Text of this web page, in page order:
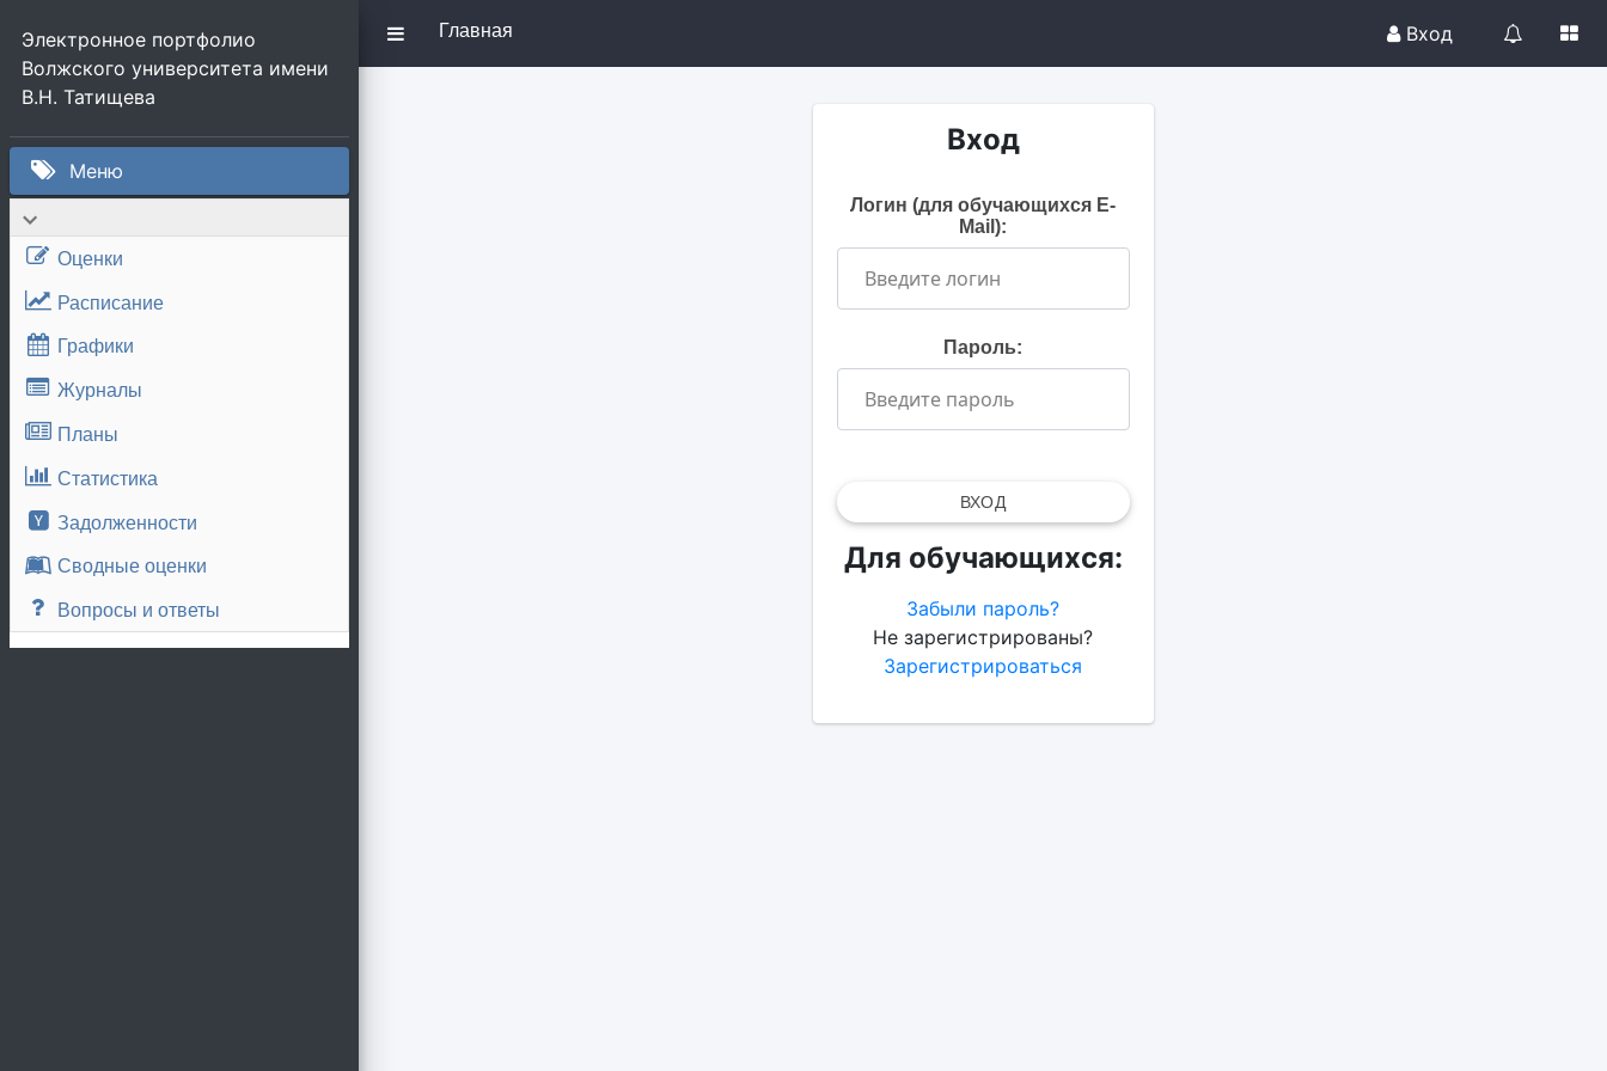
Главная Вход
Электронное портфолио
Волжского университета имени
В.Н. Татищева
Меню
Оценки
Расписание
Графики
Журналы
Планы
Статистика
Задолженности
Сводные оценки
Вопросы и ответы
Вход
Логин (для обучающихся E-
Mail):
Пароль:
ВХОД
Для обучающихся:
Забыли пароль?
Не зарегистрированы?
Зарегистрироваться